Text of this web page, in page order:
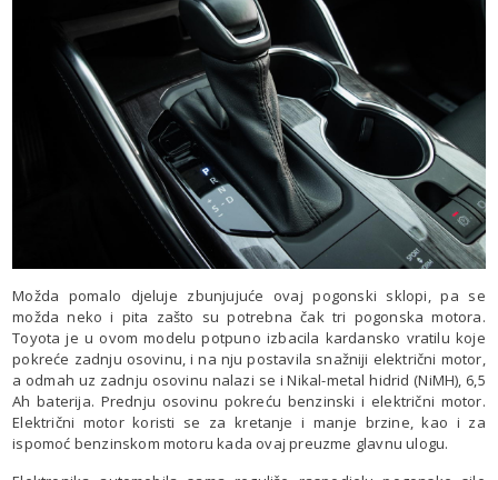
Možda pomalo djeluje zbunjujuće ovaj pogonski sklopi, pa se
možda neko i pita zašto su potrebna čak tri pogonska motora.
Toyota je u ovom modelu potpuno izbacila kardansko vratilu koje
pokreće zadnju osovinu, i na nju postavila snažniji električni motor,
a odmah uz zadnju osovinu nalazi se i Nikal-metal hidrid (NiMH), 6,5
Ah baterija. Prednju osovinu pokreću benzinski i električni motor.
Električni motor koristi se za kretanje i manje brzine, kao i za
ispomoć benzinskom motoru kada ovaj preuzme glavnu ulogu.